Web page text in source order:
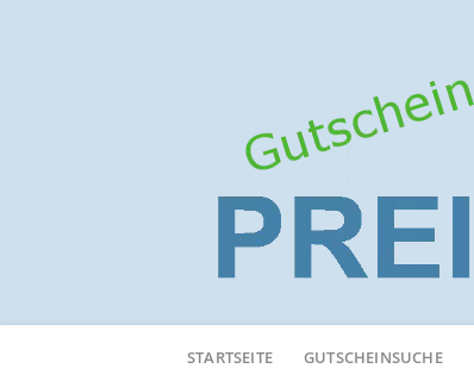
Online-
STARTSEITE GUTSCHEINSUCHE